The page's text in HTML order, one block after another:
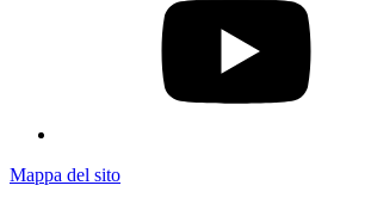
Mappa del sito